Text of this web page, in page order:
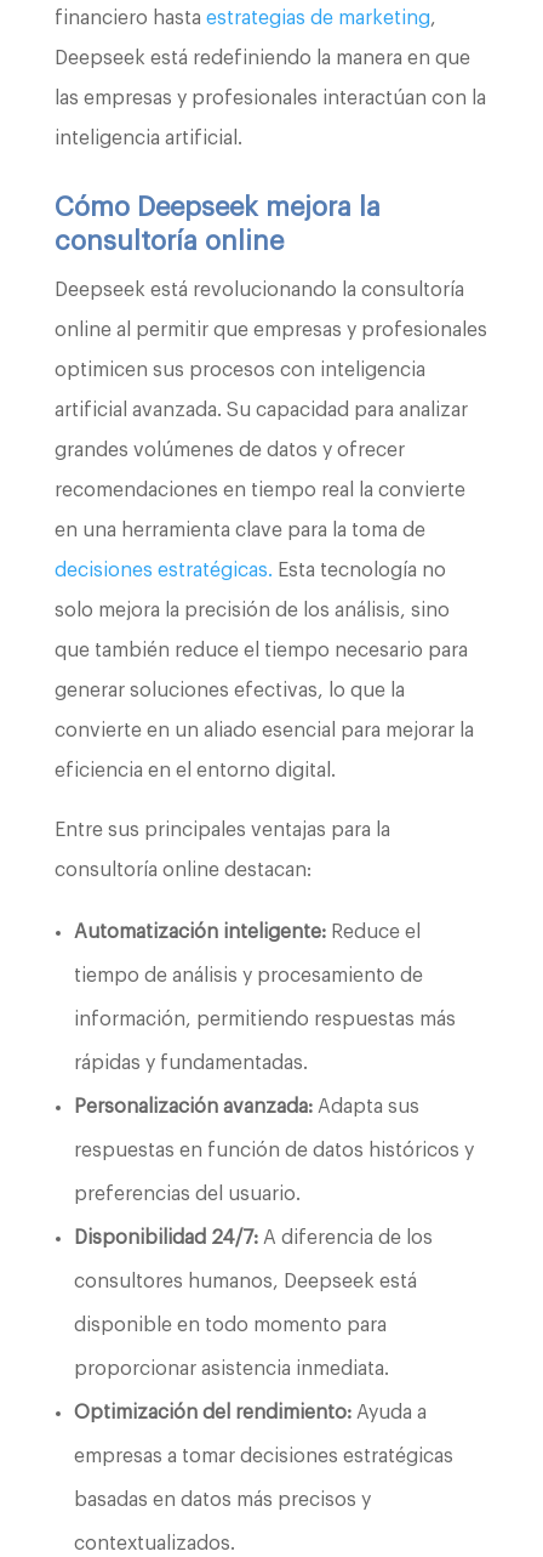
financiero hasta estrategias de marketing,
Deepseek está redefiniendo la manera en que
las empresas y profesionales interactúan con la
inteligencia artificial.
Cómo Deepseek mejora la
consultoría online
Deepseek está revolucionando la consultoría
online al permitir que empresas y profesionales
optimicen sus procesos con inteligencia
artificial avanzada. Su capacidad para analizar
grandes volúmenes de datos y ofrecer
recomendaciones en tiempo real la convierte
en una herramienta clave para la toma de
decisiones estratégicas. Esta tecnología no
solo mejora la precisión de los análisis, sino
que también reduce el tiempo necesario para
generar soluciones efectivas, lo que la
convierte en un aliado esencial para mejorar la
eficiencia en el entorno digital.
Entre sus principales ventajas para la
consultoría online destacan:
Automatización inteligente:Reduce el
tiempo de análisis y procesamiento de
información, permitiendo respuestas más
rápidas y fundamentadas.
Personalización avanzada:Adapta sus
respuestas en función de datos históricos y
preferencias del usuario.
Disponibilidad 24/7:A diferencia de los
consultores humanos, Deepseek está
disponible en todo momento para
proporcionar asistencia inmediata.
Optimización del rendimiento:Ayuda a
empresas a tomar decisiones estratégicas
basadas en datos más precisos y
contextualizados.